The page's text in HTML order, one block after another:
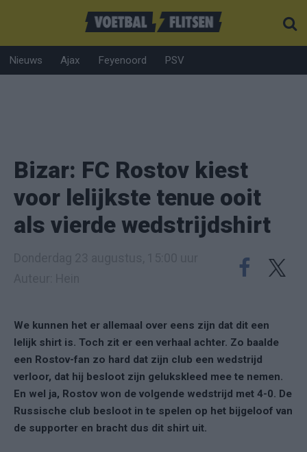
Nieuws Ajax Feyenoord PSV
Bizar: FC Rostov kiest
voor lelijkste tenue ooit
als vierde wedstrijdshirt
We kunnen het er allemaal over eens zijn dat dit een
lelijk shirt is. Toch zit er een verhaal achter. Zo baalde
een Rostov-fan zo hard dat zijn club een wedstrijd
verloor, dat hij besloot zijn gelukskleed mee te nemen.
En wel ja, Rostov won de volgende wedstrijd met 4-0. De
Russische club besloot in te spelen op het bijgeloof van
de supporter en bracht dus dit shirt uit.